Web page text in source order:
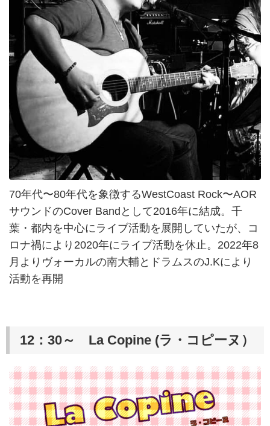
70年代〜80年代を象徴するWestCoast Rock〜AOR
サウンドのCover Bandとして2016年に結成。千
葉・都内を中心にライブ活動を展開していたが、コ
ロナ禍により2020年にライブ活動を休止。2022年8
月よりヴォーカルの南大輔とドラムスのJ.Kにより
活動を再開
12：30～ La Copine (ラ・コピーヌ）